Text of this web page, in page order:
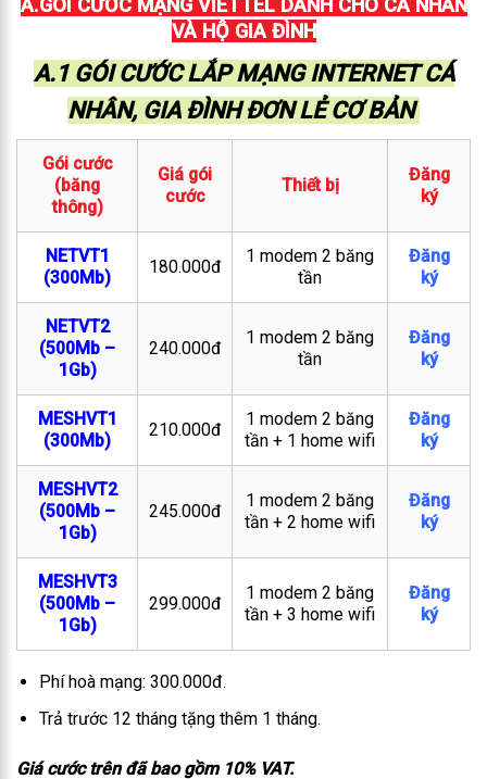
A.GÓI CƯỚC MẠNG VIETTEL DÀNH CHO CÁ NHÂN
VÀ HỘ GIA ĐÌNH
A.1 GÓI CƯỚC LẮP MẠNG INTERNET CÁ
NHÂN, GIA ĐÌNH ĐƠN LẺ CƠ BẢN
Gói cước
(băng
thông)
Giá gói
cước
Thiết bị
Đăng
ký
NETVT1
(300Mb)
180.000đ
1 modem 2 băng
tần
Đăng
ký
NETVT2
(500Mb –
1Gb)
240.000đ
1 modem 2 băng
tần
Đăng
ký
MESHVT1
(300Mb)
210.000đ
1 modem 2 băng
tần + 1 home wifi
Đăng
ký
MESHVT2
(500Mb –
1Gb)
245.000đ
1 modem 2 băng
tần + 2 home wifi
Đăng
ký
MESHVT3
(500Mb –
1Gb)
299.000đ
1 modem 2 băng
tần + 3 home wifi
Đăng
ký
Phí hoà mạng: 300.000đ.
Trả trước 12 tháng tặng thêm 1 tháng.
Giá cước trên đã bao gồm 10% VAT.